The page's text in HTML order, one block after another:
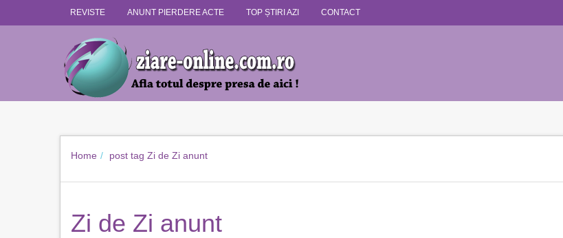
REVISTE ANUNT PIERDERE ACTE TOP ȘTIRI AZI CONTACT
Home post tag Zi de Zi anunt
Zi de Zi anunt